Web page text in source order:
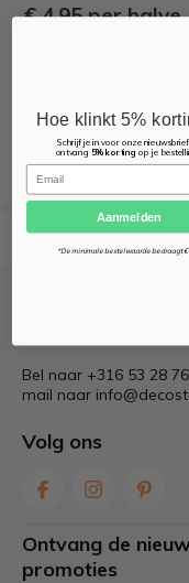
€ 4,95 per halve
Vergelijk
Bel naar +316 53 28
mail naar
Volg ons
Ontvang de
promoties
Hoe klinkt 5%
Schrijf je in voor onze
ontvang 5% kortingop je
Email
Aanmelden
*De minimale bestelwaarde bedraagt